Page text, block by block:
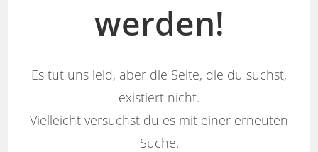
werden!
Es tut uns leid, aber die Seite, die du suchst,
existiert nicht.
Vielleicht versuchst du es mit einer erneuten
Suche.